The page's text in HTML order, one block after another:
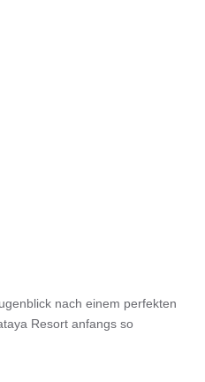
nach einem perfekten
Resort anfangs so